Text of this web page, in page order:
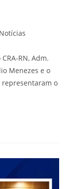
RN, Adm.
Menezes e o
representaram o